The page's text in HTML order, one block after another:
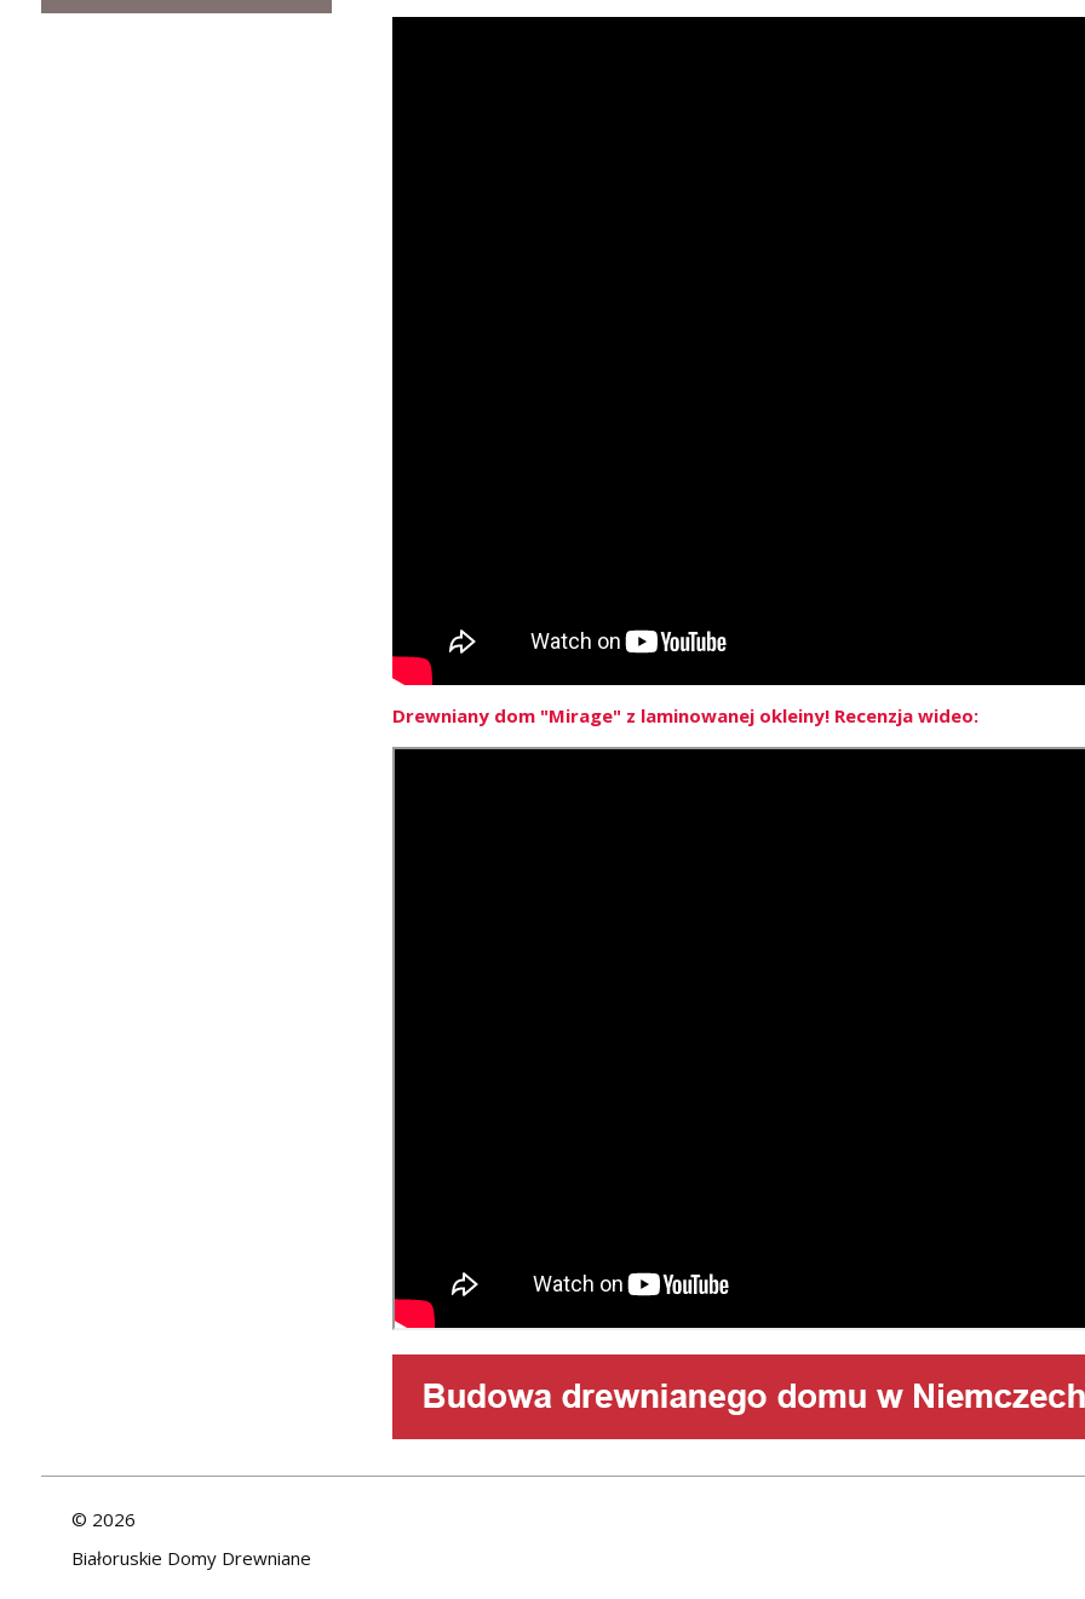
Drewniany dom "Mirage" z laminowanej okleiny! Recenzja wideo:
© 2026
Białoruskie Domy Drewniane